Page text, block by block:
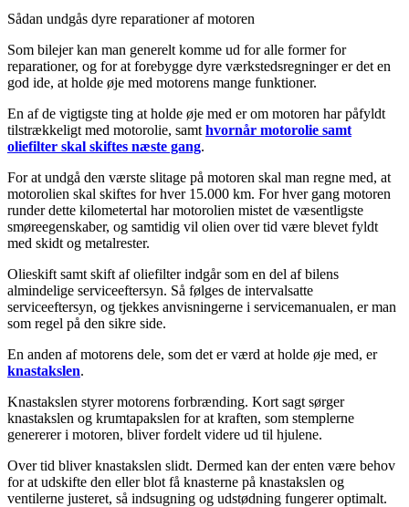
Sådan undgås dyre reparationer af motoren
Som bilejer kan man generelt komme ud for alle former for
reparationer, og for at forebygge dyre værkstedsregninger er det en
god ide, at holde øje med motorens mange funktioner.
En af de vigtigste ting at holde øje med er om motoren har påfyldt
tilstrækkeligt med motorolie, samt hvornår motorolie samt
oliefilter skal skiftes næste gang.
For at undgå den værste slitage på motoren skal man regne med, at
motorolien skal skiftes for hver 15.000 km. For hver gang motoren
runder dette kilometertal har motorolien mistet de væsentligste
smøreegenskaber, og samtidig vil olien over tid være blevet fyldt
med skidt og metalrester.
Olieskift samt skift af oliefilter indgår som en del af bilens
almindelige serviceeftersyn. Så følges de intervalsatte
serviceeftersyn, og tjekkes anvisningerne i servicemanualen, er man
som regel på den sikre side.
En anden af motorens dele, som det er værd at holde øje med, er
knastakslen.
Knastakslen styrer motorens forbrænding. Kort sagt sørger
knastakslen og krumtapakslen for at kraften, som stemplerne
genererer i motoren, bliver fordelt videre ud til hjulene.
Over tid bliver knastakslen slidt. Dermed kan der enten være behov
for at udskifte den eller blot få knasterne på knastakslen og
ventilerne justeret, så indsugning og udstødning fungerer optimalt.